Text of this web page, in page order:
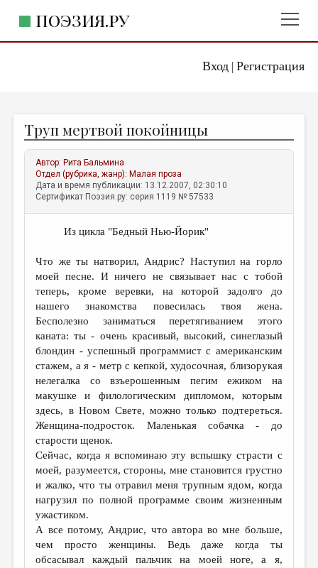
Вход| Регистрация
ПОЭЗИЯ.РУ
ЖАНРЫ
АВТОРЫ
КОММЕНТАРИИ
ЛИТСАЛОН
ПРАВИЛА САЙТА
ОТДЕЛЫ И РУБРИКИ
ИЗБРАННОЕ
ДАЙДЖЕСТ
ПРОИЗВЕДЕНИЯ
ПЕРЕВОДЫ
КОНКУРСЫ
ДЕТСКАЯ КОМНАТА
КНИЖНАЯ ПОЛКА
ОБЗОР ЛИТЕРАТУРЫ
СТРАНИЦЫ ПАМЯТИ
ОБЪЯВЛЕНИЯ
Труп мертвой покойницы
Автор: Рита Бальмина
Отдел (рубрика, жанр): Малая проза
Дата и время публикации: 13.12.2007, 02:30:10
Сертификат Поэзия.ру: серия 1119 № 57533
Из цикла "Бедный Нью-Йорик"
Что же ты натворил, Андрис? Наступил на горло
моей песне. И ничего не связывает нас с тобой
теперь, кроме веревки, на которой задолго до
нашего знакомства повесилась твоя жена.
Бесполезно заниматься перетягиванием этого
каната: ты - очень красивый, высокий, синеглазый
блондин - успешный программист с американским
стажем, а я - метр с кепкой, худосочная, близорукая
нелегалка со взъерошенным пегим ежиком на
макушке и филологическим дипломом, которым
здесь, в Новом Свете, можно только подтереться.
Женщина-подросток. Маленькая собачка - до
старости щенок.
Сейчас, когда я вспоминаю эту вспышку страсти с
моей, разумеется, стороны, мне становится грустно
и жалко, что ты отравил меня трупным ядом, когда
нагрузил по полной программе своим жизненным
ужастиком.
А все потому, Андрис, что автора во мне больше,
чем просто женщины. Ведь даже когда ты
обсасывал каждый пальчик на моей ноге, а я,